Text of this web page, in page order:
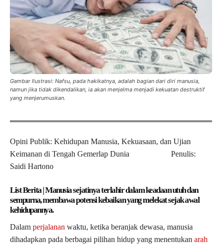
Gambar Ilustrasi: Nafsu, pada hakikatnya, adalah bagian dari diri manusia,
namun jika tidak dikendalikan, ia akan menjelma menjadi kekuatan destruktif
yang menjerumuskan.
Opini Publik: Kehidupan Manusia, Kekuasaan, dan Ujian
Keimanan di Tengah Gemerlap Dunia Penulis:
Saidi Hartono
List Berita | Manusia sejatinya terlahir dalam keadaan utuh dan
sempurna, membawa potensi kebaikan yang melekat sejak awal
kehidupannya.
Dalam perjalanan waktu, ketika beranjak dewasa, manusia
dihadapkan pada berbagai pilihan hidup yang menentukan arah